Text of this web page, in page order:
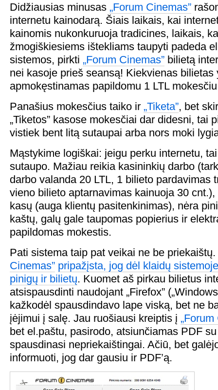
Didžiausias minusas „Forum Cinemas”
internetu kainodarą. Šiais laikais, kai
kainomis nukonkuruoja tradicines, laikais,
žmogiškiesiems ištekliams taupyti padeda
sistemos, pirkti „Forum Cinemas” bilietą
nei kasoje prieš seansą! Kiekvienas bilietas
apmokęstinamas papildomu 1 LTL
Panašius mokesčius taiko ir „Tiketa”, bet
„Tiketos” kasose mokesčiai dar didesni, tai
vistiek bent litą sutaupai arba nors moki
Mąstykime logiškai: jeigu perku internetu,
sutaupo. Mažiau reikia kasininkių darbo
darbo valanda 20 LTL, 1 bilieto pardavimas
vieno bilieto aptarnavimas kainuoja 30
kasų (auga klientų pasitenkinimas), nėra
kaštų, galų gale taupomas popierius ir
papildomas mokestis.
Pati sistema taip pat veikai ne be
Cinemas” pripažįsta, jog dėl klaidų
pinigų ir bilietų. Kuomet aš pirkau bilietus
atsispausdinti naudojant „Firefox”
kažkodėl spausdindavo lape viską, bet ne
įėjimui į salę. Jau ruošiausi kreiptis į „Forum
bet el.paštu, pasirodo, atsiunčiamas PDF
spausdinasi nepriekaištingai. Ačiū, bet
informuoti, jog dar gausiu ir PDF’ą.